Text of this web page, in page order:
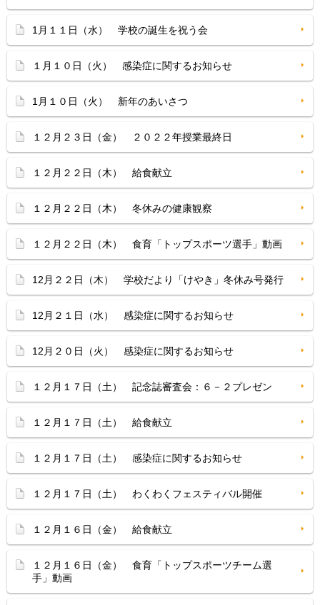
1月１１日（水） 学校の誕生を祝う会
１月１０日（火） 感染症に関するお知らせ
1月１０日（火） 新年のあいさつ
１２月２３日（金） ２０２２年授業最終日
１２月２２日（木） 給食献立
１２月２２日（木） 冬休みの健康観察
１２月２２日（木） 食育「トップスポーツ選手」動画
12月２２日（木） 学校だより「けやき」冬休み号発行
12月２１日（水） 感染症に関するお知らせ
12月２０日（火） 感染症に関するお知らせ
１２月１７日（土） 記念誌審査会：６－２プレゼン
１２月１７日（土） 給食献立
１２月１７日（土） 感染症に関するお知らせ
１２月１７日（土） わくわくフェスティバル開催
１２月１６日（金） 給食献立
１２月１６日（金） 食育「トップスポーツチーム選
手」動画